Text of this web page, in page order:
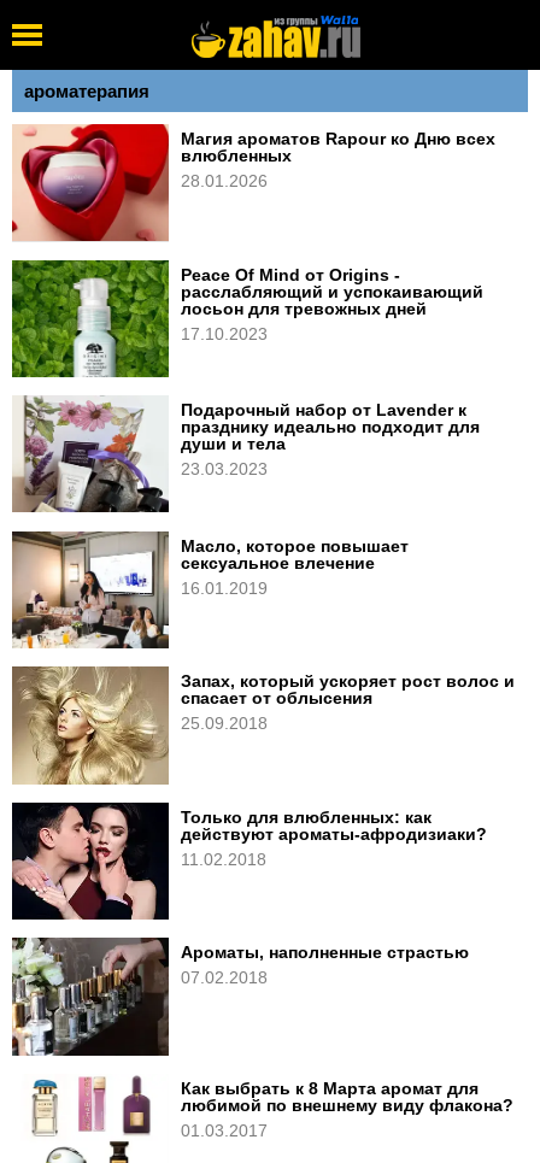
ароматерапия
Магия ароматов Rapour ко Дню всех
влюбленных
28.01.2026
Peace Of Mind от Origins -
расслабляющий и успокаивающий
лосьон для тревожных дней
17.10.2023
Подарочный набор от Lavender к
празднику идеально подходит для
души и тела
23.03.2023
Масло, которое повышает
сексуальное влечение
16.01.2019
Запах, который ускоряет рост волос и
спасает от облысения
25.09.2018
Только для влюбленных: как
действуют ароматы-афродизиаки?
11.02.2018
Ароматы, наполненные страстью
07.02.2018
Как выбрать к 8 Марта аромат для
любимой по внешнему виду флакона?
01.03.2017